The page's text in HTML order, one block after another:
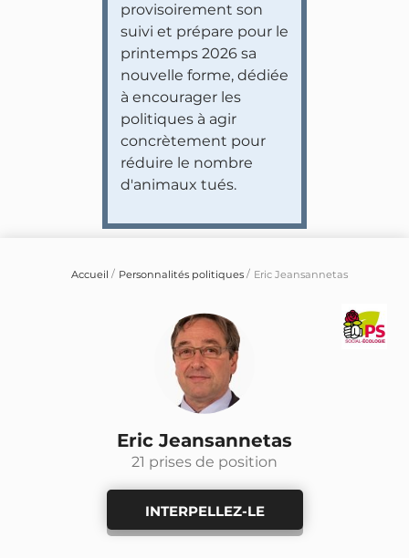
provisoirement son
suivi et prépare pour le
printemps 2026 sa
nouvelle forme, dédiée
à encourager les
politiques à agir
concrètement pour
réduire le nombre
d'animaux tués.
Accueil Personnalités politiques Eric Jeansannetas
Eric Jeansannetas
21 prises de position
INTERPELLEZ-LE